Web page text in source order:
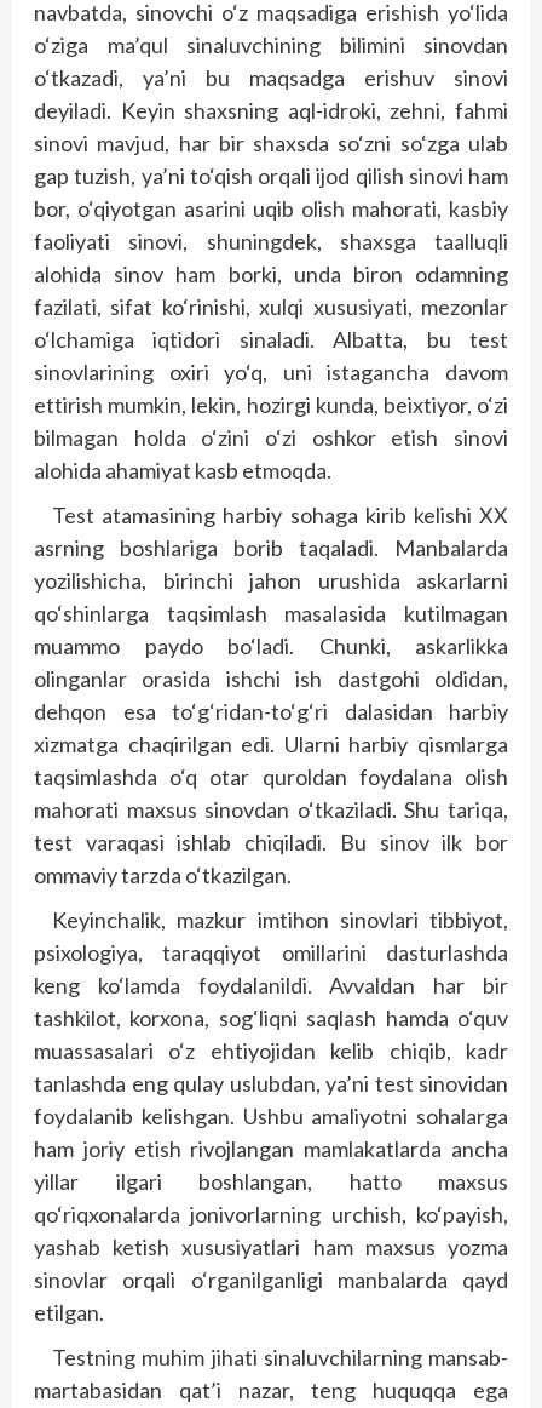
navbatda, sinovchi o‘z maqsadiga erishish yo‘lida
o‘ziga ma’qul sinaluvchining bilimini sinovdan
o‘tkazadi, ya’ni bu maqsadga erishuv sinovi
deyiladi. Keyin shaxsning aql-idroki, zehni, fahmi
sinovi mavjud, har bir shaxsda so‘zni so‘zga ulab
gap tuzish, ya’ni to‘qish orqali ijod qilish sinovi ham
bor, o‘qiyotgan asarini uqib olish mahorati, kasbiy
faoliyati sinovi, shuningdek, shaxsga taalluqli
alohida sinov ham borki, unda biron odamning
fazilati, sifat ko‘rinishi, xulqi xususiyati, mezonlar
o‘lchamiga iqtidori sinaladi. Albatta, bu test
sinovlarining oxiri yo‘q, uni istagancha davom
ettirish mumkin, lekin, hozirgi kunda, beixtiyor, o‘zi
bilmagan holda o‘zini o‘zi oshkor etish sinovi
alohida ahamiyat kasb etmoqda.
Test atamasining harbiy sohaga kirib kelishi XX
asrning boshlariga borib taqaladi. Manbalarda
yozilishicha, birinchi jahon urushida askarlarni
qo‘shinlarga taqsimlash masalasida kutilmagan
muammo paydo bo‘ladi. Chunki, askarlikka
olinganlar orasida ishchi ish dastgohi oldidan,
dehqon esa to‘g‘ridan-to‘g‘ri dalasidan harbiy
xizmatga chaqirilgan edi. Ularni harbiy qismlarga
taqsimlashda o‘q otar quroldan foydalana olish
mahorati maxsus sinovdan o‘tkaziladi. Shu tariqa,
test varaqasi ishlab chiqiladi. Bu sinov ilk bor
ommaviy tarzda o‘tkazilgan.
Keyinchalik, mazkur imtihon sinovlari tibbiyot,
psixologiya, taraqqiyot omillarini dasturlashda
keng ko‘lamda foydalanildi. Avvaldan har bir
tashkilot, korxona, sog‘liqni saqlash hamda o‘quv
muassasalari o‘z ehtiyojidan kelib chiqib, kadr
tanlashda eng qulay uslubdan, ya’ni test sinovidan
foydalanib kelishgan. Ushbu amaliyotni sohalarga
ham joriy etish rivojlangan mamlakatlarda ancha
yillar ilgari boshlangan, hatto maxsus
qo‘riqxonalarda jonivorlarning urchish, ko‘payish,
yashab ketish xususiyatlari ham maxsus yozma
sinovlar orqali o‘rganilganligi manbalarda qayd
etilgan.
Testning muhim jihati sinaluvchilarning mansab-
martabasidan qat’i nazar, teng huquqqa ega